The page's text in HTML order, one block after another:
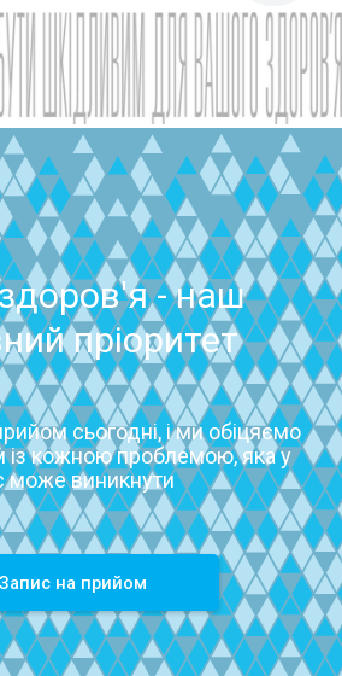
- наш
пріоритет
сьогодні, і ми обіцяємо
із кожною проблемою, яка у
може виникнути
Запиc на прийом